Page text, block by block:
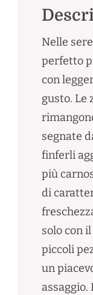
Nelle
perfetto
con
gusto. Le
segnate
finferli
più
di
solo con
piccoli
un